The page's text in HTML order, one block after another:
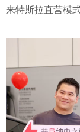
来特斯拉直营模